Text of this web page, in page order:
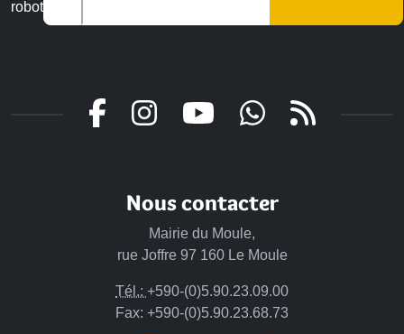
robot
Nous contacter
Mairie du Moule,
rue Joffre 97 160 Le Moule
Tél.: +590-(0)5.90.23.09.00
Fax: +590-(0)5.90.23.68.73